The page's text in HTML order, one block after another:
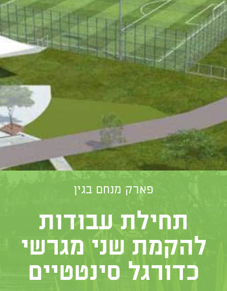
פארק מנחם בגין
תחילת עבודות
להקמת שני מגרשי
כדורגל סינטטיים